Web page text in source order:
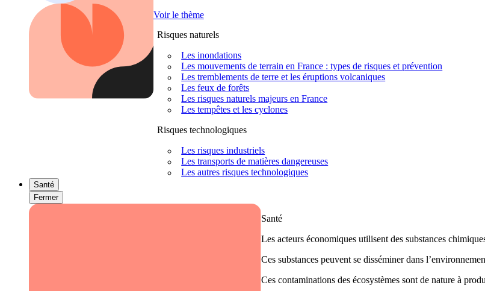
Voir le thème
Risques naturels
Les inondations
Les mouvements de terrain en France : types de risques et prévention
Les tremblements de terre et les éruptions volcaniques
Les feux de forêts
Les risques naturels majeurs en France
Les tempêtes et les cyclones
Risques technologiques
Les risques industriels
Les transports de matières dangereuses
Les autres risques technologiques
Santé
Fermer
Santé
Les acteurs économiques utilisent des substances
Ces substances peuvent se disséminer dans
Ces contaminations des écosystèmes sont de nature à